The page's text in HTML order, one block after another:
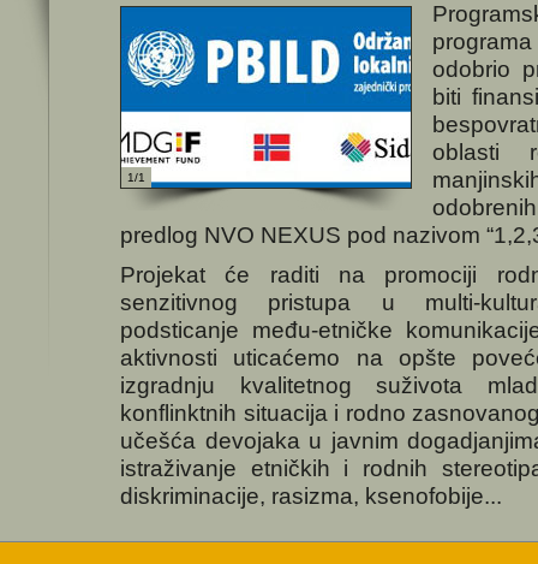
1/1
odobrio
biti
oblasti
predlog NVO NEXUS pod nazivom
Projekat će raditi na promociji
senzitivnog pristupa u multi-
podsticanje među-etničke
aktivnosti uticaćemo na opšte
izgradnju kvalitetnog suživota
konflinktnih situacija i rodno
učešća devojaka u javnim
istraživanje etničkih i rodnih
diskriminacije, rasizma, ksenofobije...